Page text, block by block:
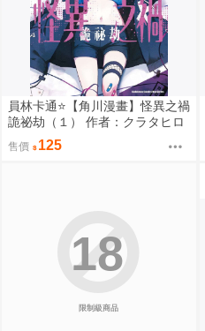
員林卡通⭐️【角川漫畫】怪異之禍
詭祕劫（１） 作者：クラタヒロ
ヤス (附尼采書套)
售價 125
限制級商品
18